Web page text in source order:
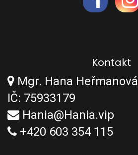
Kontakt
Mgr. Hana Heřmanová
IČ: 75933179
Hania@Hania.vip
+420 603 354 115